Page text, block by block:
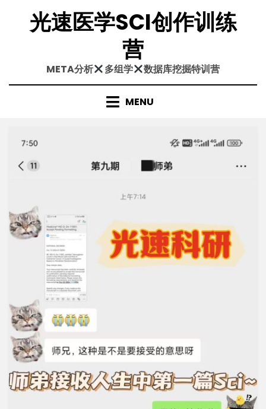
content光速医学SCI创作训练
营
META分析 多组学 数据库挖掘特训营
MENU